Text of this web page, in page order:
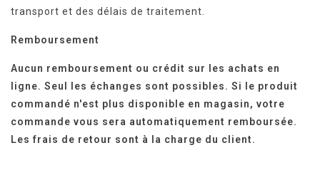
transport et des délais de traitement.
Remboursement
Aucun remboursement ou crédit sur les achats en
ligne. Seul les échanges sont possibles. Si le produit
commandé n'est plus disponible en magasin, votre
commande vous sera automatiquement remboursée.
Les frais de retour sont à la charge du client.